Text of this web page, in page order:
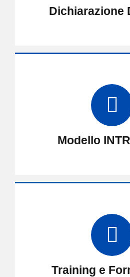
Dichiarazione
Modello
Training e